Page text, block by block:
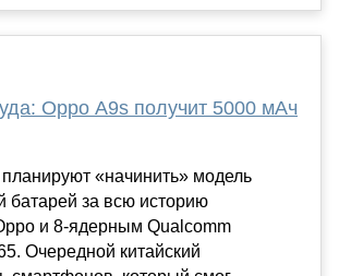
Oppo A9s получит 5000 мАч
планируют «начинить» модель
за всю историю
и 8-ядерным Qualcomm
Очередной китайский